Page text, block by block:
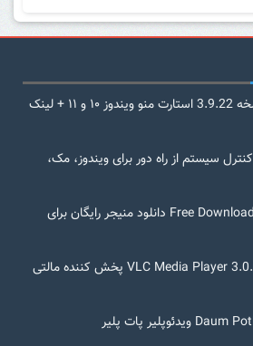
دانلود StartAllBack نسخه 3.9.22 استارت منو ویندوز ۱۰ و ۱۱ + لینک
دانلود AnyDesk 9.6.1 کنترل سیستم از راه دور برای ویندوز، مک،
دانلود Free Download Manager 6.30 دانلود منیجر رایگان برای
دانلود VLC Media Player 3.0.21 Win/macOS پخش کننده مالتی